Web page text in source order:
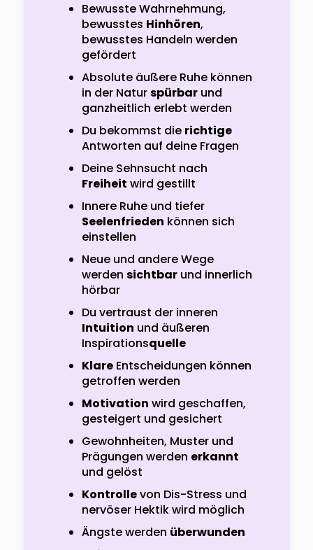
Bewusste Wahrnehmung,
bewusstes Hinhören,
bewusstes Handeln werden
gefördert
Absolute äußere Ruhe können
in der Naturspürbarund
ganzheitlich erlebt werden
Du bekommst die richtige
Antworten auf deine Fragen
Deine Sehnsucht nach
Freiheit wird gestillt
Innere Ruhe und tiefer
Seelenfrieden können sich
einstellen
Neue und andere Wege
werden sichtbarund innerlich
hörbar
Du vertraust der inneren
Intuition und äußeren
Inspirationsquelle
KlareEntscheidungen können
getroffen werden
Motivation wird geschaffen,
gesteigert und gesichert
Gewohnheiten, Muster und
Prägungen werden erkannt
und gelöst
Kontrollevon Dis-Stress und
nervöser Hektik wird möglich
Ängste werden überwunden